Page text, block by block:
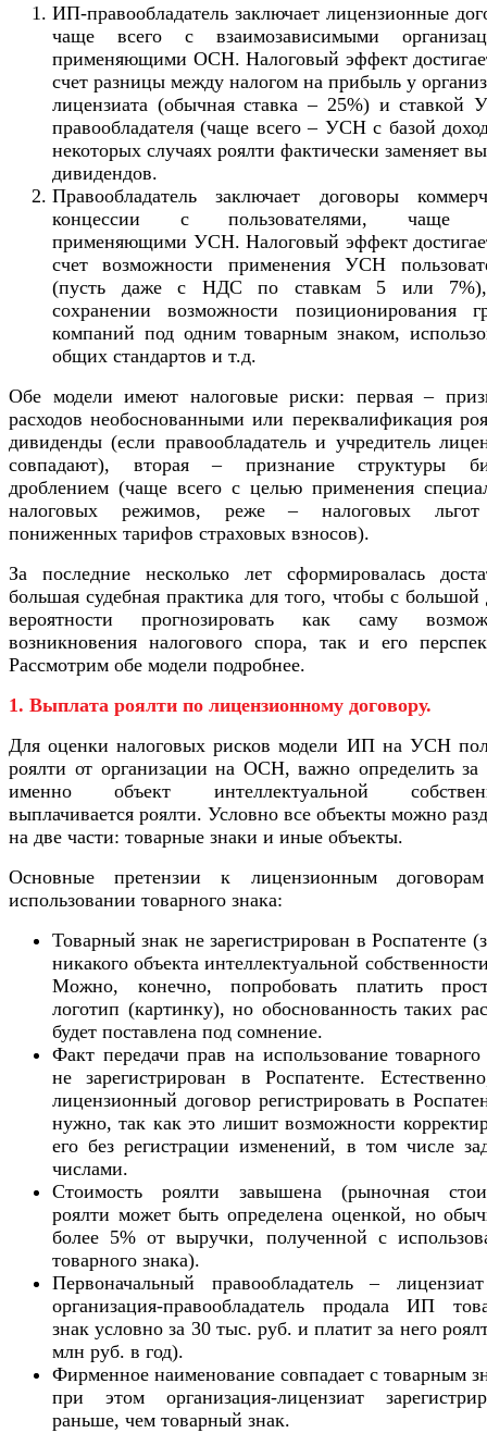
ИП-правообладатель заключает лицензионные
чаще всего с взаимозависимыми
применяющими ОСН. Налоговый эффект
счет разницы между налогом на прибыль у
лицензиата (обычная ставка – 25%) и ставкой
правообладателя (чаще всего – УСН с базой
некоторых случаях роялти фактически заменяет
дивидендов.
Правообладатель заключает договоры
концессии с пользователями, чаще
применяющими УСН. Налоговый эффект
счет возможности применения УСН
(пусть даже с НДС по ставкам 5 или
сохранении возможности позиционирования
компаний под одним товарным знаком,
общих стандартов и т.д.
Обе модели имеют налоговые риски: первая –
расходов необоснованными или переквалификация
дивиденды (если правообладатель и учредитель
совпадают), вторая – признание структуры
дроблением (чаще всего с целью применения
налоговых режимов, реже – налоговых
пониженных тарифов страховых взносов).
За последние несколько лет сформировалась
большая судебная практика для того, чтобы с большой
вероятности прогнозировать как саму
возникновения налогового спора, так и его
Рассмотрим обе модели подробнее.
1. Выплата роялти по лицензионному договору.
Для оценки налоговых рисков модели ИП на УСН
роялти от организации на ОСН, важно определить за
именно объект интеллектуальной
выплачивается роялти. Условно все объекты можно
на две части: товарные знаки и иные объекты.
Основные претензии к лицензионным
использовании товарного знака:
Товарный знак не зарегистрирован в Роспатенте
никакого объекта интеллектуальной
Можно, конечно, попробовать платить
логотип (картинку), но обоснованность таких
будет поставлена под сомнение.
Факт передачи прав на использование товарного
не зарегистрирован в Роспатенте.
лицензионный договор регистрировать в
нужно, так как это лишит возможности
его без регистрации изменений, в том числе
числами.
Стоимость роялти завышена (рыночная
роялти может быть определена оценкой, но
более 5% от выручки, полученной с
товарного знака).
Первоначальный правообладатель –
организация-правообладатель продала ИП
знак условно за 30 тыс. руб. и платит за него
млн руб. в год).
Фирменное наименование совпадает с товарным
при этом организация-лицензиат
раньше, чем товарный знак.